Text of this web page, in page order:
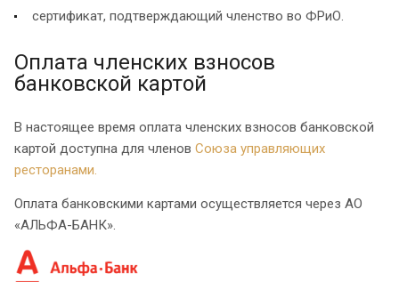
сертификат, подтверждающий членство во ФРиО.
Оплата членских взносов
банковской картой
В настоящее время оплата членских взносов банковской
картой доступна для членов Союза управляющих
ресторанами.
Оплата банковскими картами осуществляется через АО
«АЛЬФА-БАНК».